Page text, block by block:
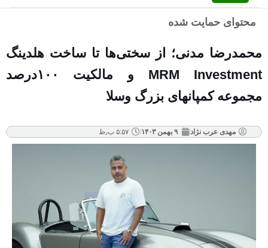
محتوای حمایت شده
محمدرضا مدنی؛ از سختی‌ها تا ساخت هلدینگ
MRM Investment و مالکیت ۱۰۰درصد
مجموعه کمپانهاى بزرگ وسلا
مهدی عرب نژاد ۹ بهمن ۱۴۰۳ ۵:۵۷ ب٫ظ